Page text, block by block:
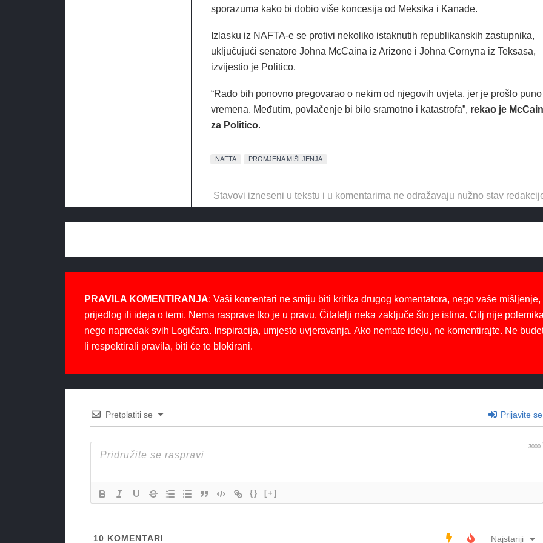
sporazuma kako bi dobio više koncesija od Meksika i Kanade.
Izlasku iz NAFTA-e se protivi nekoliko istaknutih republikanskih zastupnika,
uključujući senatore Johna McCaina iz Arizone i Johna Cornyna iz Teksasa,
izvijestio je Politico.
“Rado bih ponovno pregovarao o nekim od njegovih uvjeta, jer je prošlo puno
vremena. Međutim, povlačenje bi bilo sramotno i katastrofa”, rekao je McCain
za Politico.
NAFTA PROMJENA MIŠLJENJA
Stavovi izneseni u tekstu i u komentarima ne odražavaju nužno stav
PRAVILA KOMENTIRANJA: Vaši komentari ne smiju biti kritika drugog komentatora, nego vaše mišljenje,
prijedlog ili ideja o temi. Nema rasprave tko je u pravu. Čitatelji neka zaključe što je istina. Cilj nije
nego napredak svih Logičara. Inspiracija, umjesto uvjeravanja. Ako nemate ideju, ne komentirajte. Ne
li respektirali pravila, biti će te blokirani.
Pretplatiti se Prijavite se
3000
{} [+]
10 KOMENTARI Najstariji